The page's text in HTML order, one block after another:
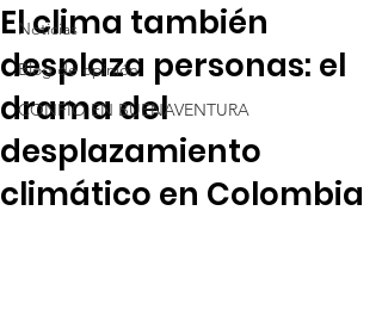
Noticias
Blog de opinión
CONFÍO EN BUENAVENTURA
El clima también
desplaza personas: el
drama del
desplazamiento
climático en Colombia